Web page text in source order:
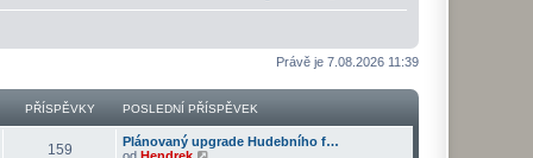
Právě je 7.08.2026 11:39
PŘÍSPĚVKY POSLEDNÍ PŘÍSPĚVEK
159
Plánovaný upgrade Hudebního f…